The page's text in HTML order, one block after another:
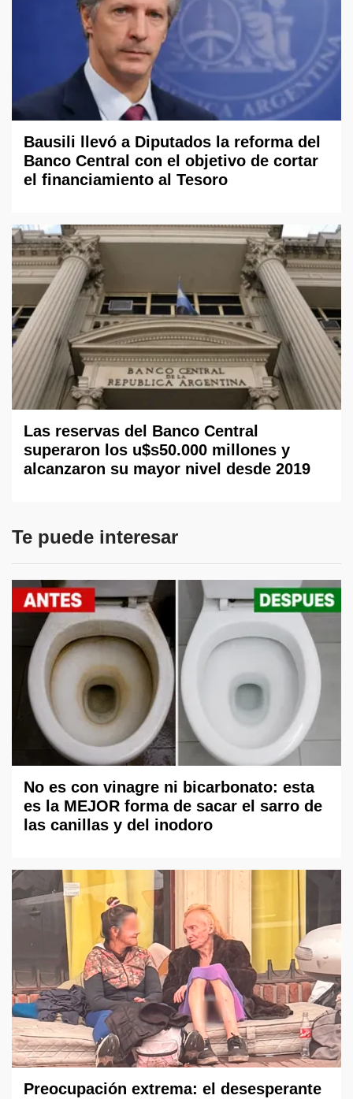
Bausili llevó a Diputados la reforma del
Banco Central con el objetivo de cortar
el financiamiento al Tesoro
Las reservas del Banco Central
superaron los u$s50.000 millones y
alcanzaron su mayor nivel desde 2019
Te puede interesar
No es con vinagre ni bicarbonato: esta
es la MEJOR forma de sacar el sarro de
las canillas y del inodoro
Preocupación extrema: el desesperante